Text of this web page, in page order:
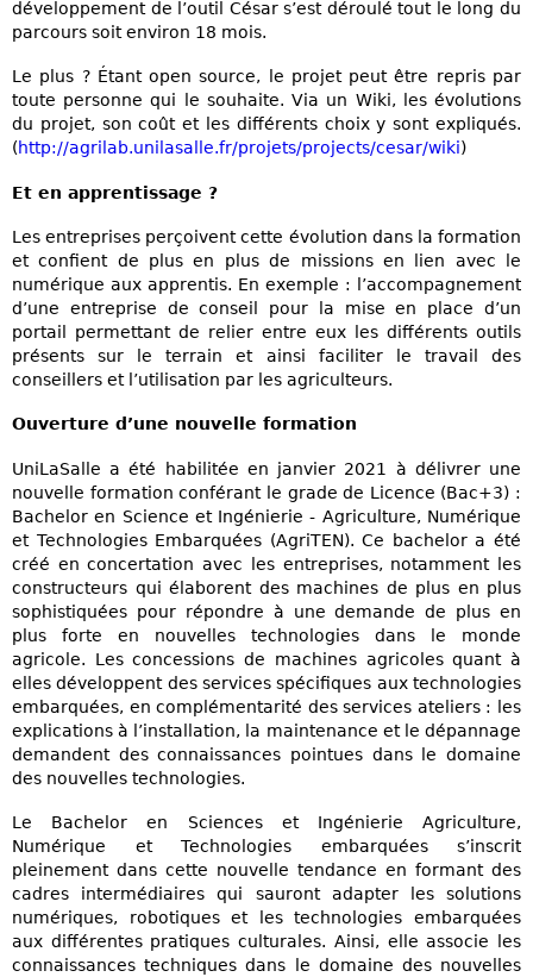
développement de l’outil César s’est déroulé tout le long du
parcours soit environ 18 mois.
Le plus ? Étant open source, le projet peut être repris par
toute personne qui le souhaite. Via un Wiki, les évolutions
du projet, son coût et les différents choix y sont expliqués.
(http://agrilab.unilasalle.fr/projets/projects/cesar/wiki)
Et en apprentissage ?
Les entreprises perçoivent cette évolution dans la formation
et confient de plus en plus de missions en lien avec le
numérique aux apprentis. En exemple : l’accompagnement
d’une entreprise de conseil pour la mise en place d’un
portail permettant de relier entre eux les différents outils
présents sur le terrain et ainsi faciliter le travail des
conseillers et l’utilisation par les agriculteurs.
Ouverture d’une nouvelle formation
UniLaSalle a été habilitée en janvier 2021 à délivrer une
nouvelle formation conférant le grade de Licence (Bac+3) :
Bachelor en Science et Ingénierie - Agriculture, Numérique
et Technologies Embarquées (AgriTEN). Ce bachelor a été
créé en concertation avec les entreprises, notamment les
constructeurs qui élaborent des machines de plus en plus
sophistiquées pour répondre à une demande de plus en
plus forte en nouvelles technologies dans le monde
agricole. Les concessions de machines agricoles quant à
elles développent des services spécifiques aux technologies
embarquées, en complémentarité des services ateliers : les
explications à l’installation, la maintenance et le dépannage
demandent des connaissances pointues dans le domaine
des nouvelles technologies.
Le Bachelor en Sciences et Ingénierie Agriculture,
Numérique et Technologies embarquées s’inscrit
pleinement dans cette nouvelle tendance en formant des
cadres intermédiaires qui sauront adapter les solutions
numériques, robotiques et les technologies embarquées
aux différentes pratiques culturales. Ainsi, elle associe les
connaissances techniques dans le domaine des nouvelles